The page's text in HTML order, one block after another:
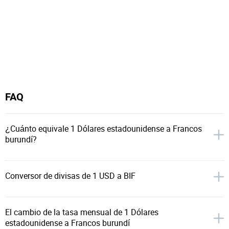
FAQ
¿Cuánto equivale 1 Dólares estadounidense a Francos
burundí?
Conversor de divisas de 1 USD a BIF
El cambio de la tasa mensual de 1 Dólares
estadounidense a Francos burundí